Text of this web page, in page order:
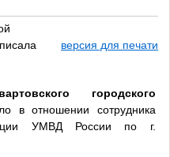
версия для печати
городского
в отношении сотрудника
УМВД России по г.